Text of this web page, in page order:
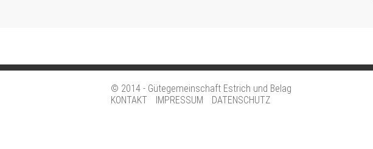
© 2014 - Gütegemeinschaft Estrich und Belag
KONTAKT
IMPRESSUM DATENSCHUTZ